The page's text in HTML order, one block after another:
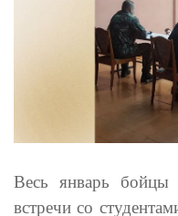
Весь январь
встречи со